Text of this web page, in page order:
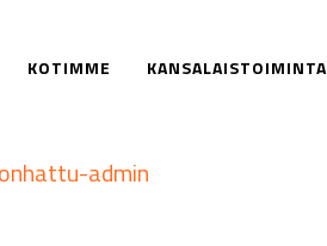
KOTIMME KANSALAISTOIMINTA
14.6
admin